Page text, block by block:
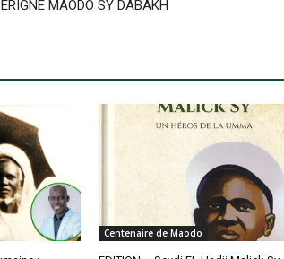
MAODO SY DABAKH
Centenaire de Maodo